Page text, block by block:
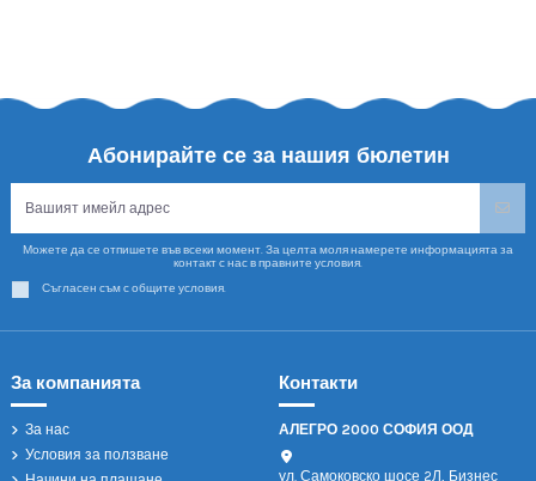
Абонирайте се за нашия бюлетин
Можете да се отпишете във всеки момент. За целта моля намерете информацията за
контакт с нас в правните условия.
Съгласен съм с общите условия.
За компанията
За нас
Условия за ползване
Контакти
АЛЕГРО 2000 СОФИЯ ООД
ул. Самоковско шосе 2Л, Бизнес